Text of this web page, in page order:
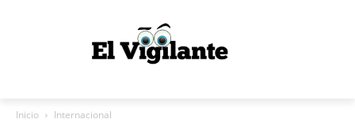
Inicio Internacional